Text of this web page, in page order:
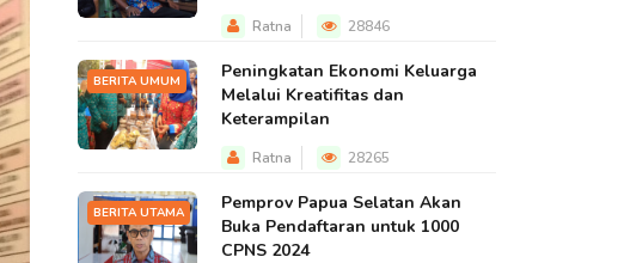
Ratna 28846
BERITA UMUM
Peningkatan Ekonomi Keluarga
Melalui Kreatifitas dan
Keterampilan
Ratna 28265
BERITA UTAMA
Pemprov Papua Selatan Akan
Buka Pendaftaran untuk 1000
CPNS 2024